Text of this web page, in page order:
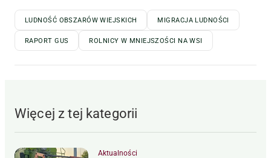
LUDNOŚĆ OBSZARÓW WIEJSKICH MIGRACJA LUDNOŚCI
RAPORT GUS ROLNICY W MNIEJSZOŚCI NA WSI
Więcej z tej kategorii
Aktualności